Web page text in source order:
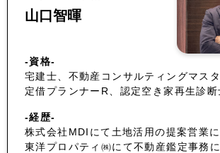
山口智暉
-資格-
宅建士、不動産コンサルティングマス
定借プランナーR、認定空き家再生診断
-経歴-
株式会社MDIにて土地活用の提案営業
東洋プロパティ㈱にて不動産鑑定事務